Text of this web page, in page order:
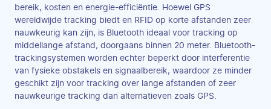
bereik, kosten en energie-efficiëntie. Hoewel GPS
wereldwijde tracking biedt en RFID op korte afstanden zeer
nauwkeurig kan zijn, is Bluetooth ideaal voor tracking op
middellange afstand, doorgaans binnen 20 meter. Bluetooth-
trackingsystemen worden echter beperkt door interferentie
van fysieke obstakels en signaalbereik, waardoor ze minder
geschikt zijn voor tracking over lange afstanden of zeer
nauwkeurige tracking dan alternatieven zoals GPS.